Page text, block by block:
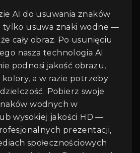
AI do usuwania znaków
tylko usuwa znaki wodne —
cały obraz. Po usunięciu
nasza technologia AI
podnosi jakość obrazu,
a w razie potrzeby
Pobierz swoje
wodnych w
wysokiej jakości HD —
prezentacji,
społecznościowych